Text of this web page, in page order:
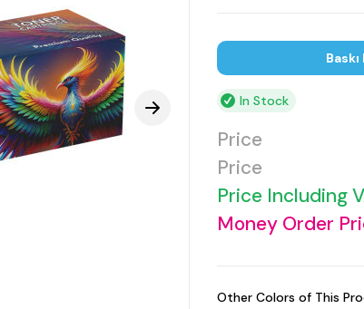
In Stock
Price
Price
Price Including
Money Order
Other Colors of This